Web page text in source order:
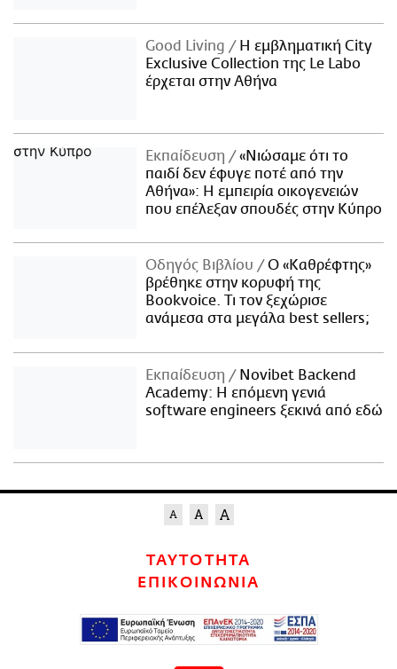
Good Living
Η εμβληματική City
Exclusive Collection της Le Labo
έρχεται στην Αθήνα
Εκπαίδευση
«Νιώσαμε ότι το
παιδί δεν έφυγε ποτέ από την
Αθήνα»: Η εμπειρία οικογενειών
που επέλεξαν σπουδές στην Κύπρο
Οδηγός Βιβλίου
Ο «Καθρέφτης»
βρέθηκε στην κορυφή της
Bookvoice. Τι τον ξεχώρισε
ανάμεσα στα μεγάλα best sellers;
Εκπαίδευση
Novibet Backend
Academy: Η επόμενη γενιά
software engineers ξεκινά από εδώ
ΤΑΥΤΟΤΗΤΑ
ΕΠΙΚΟΙΝΩΝΙΑ